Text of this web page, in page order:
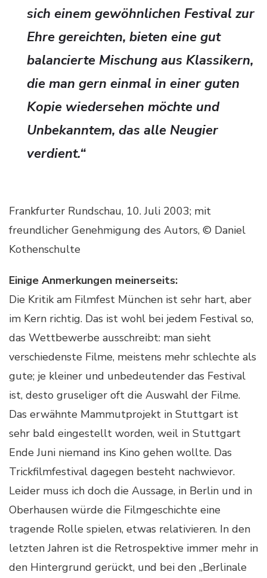
sich einem gewöhnlichen Festival zur
Ehre gereichten, bieten eine gut
balancierte Mischung aus Klassikern,
die man gern einmal in einer guten
Kopie wiedersehen möchte und
Unbekanntem, das alle Neugier
verdient.“
Frankfurter Rundschau, 10. Juli 2003; mit
freundlicher Genehmigung des Autors, © Daniel
Kothenschulte
Einige Anmerkungen meinerseits:
Die Kritik am Filmfest München ist sehr hart, aber
im Kern richtig. Das ist wohl bei jedem Festival so,
das Wettbewerbe ausschreibt: man sieht
verschiedenste Filme, meistens mehr schlechte als
gute; je kleiner und unbedeutender das Festival
ist, desto gruseliger oft die Auswahl der Filme.
Das erwähnte Mammutprojekt in Stuttgart ist
sehr bald eingestellt worden, weil in Stuttgart
Ende Juni niemand ins Kino gehen wollte. Das
Trickfilmfestival dagegen besteht nachwievor.
Leider muss ich doch die Aussage, in Berlin und in
Oberhausen würde die Filmgeschichte eine
tragende Rolle spielen, etwas relativieren. In den
letzten Jahren ist die Retrospektive immer mehr in
den Hintergrund gerückt, und bei den „Berlinale